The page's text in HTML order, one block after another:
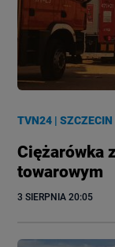
TVN24 |SZCZECIN
Ciężarówka
towarowym
3 SIERPNIA 20:05